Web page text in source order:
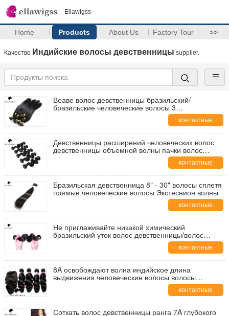
Ellawigss
Home Products About Us Factory Tour >>
Качество Индийские волосы девственницы supplier.
Веаве волос девственницы бразильский/
бразильские человеческие волосы 3
контактные
данные
Девственницы расширений человеческих волос
девственницы объемной волны пачки волос
контактные
данные
Бразильская девственница 8" - 30" волосы сплетя
прямые человеческие волосы Экстеснион волны
контактные
данные
Не приглаживайте никакой химический
бразильский уток волос девственницы/волос
объемной волны никакие разделенияконтактные
данные
8A освобождают волна индийское длина
выдвижения человеческие волосы волосы
контактные
данные
Соткать волос девственницы ранга 7A глубокого